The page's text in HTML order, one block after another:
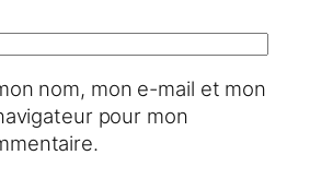
nom, mon e-mail et mon
pour mon